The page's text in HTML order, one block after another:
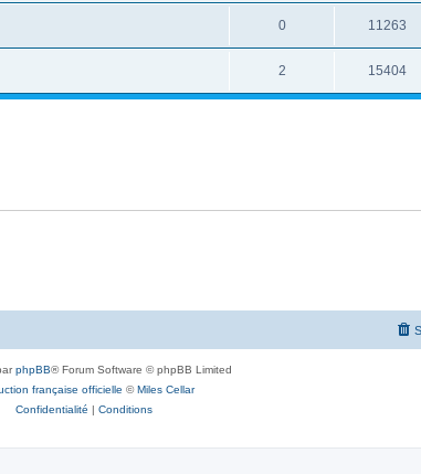
0 11263
2 15404
phpBB® Forum Software © phpBB Limited
française officielle ©Miles Cellar
Confidentialité | Conditions